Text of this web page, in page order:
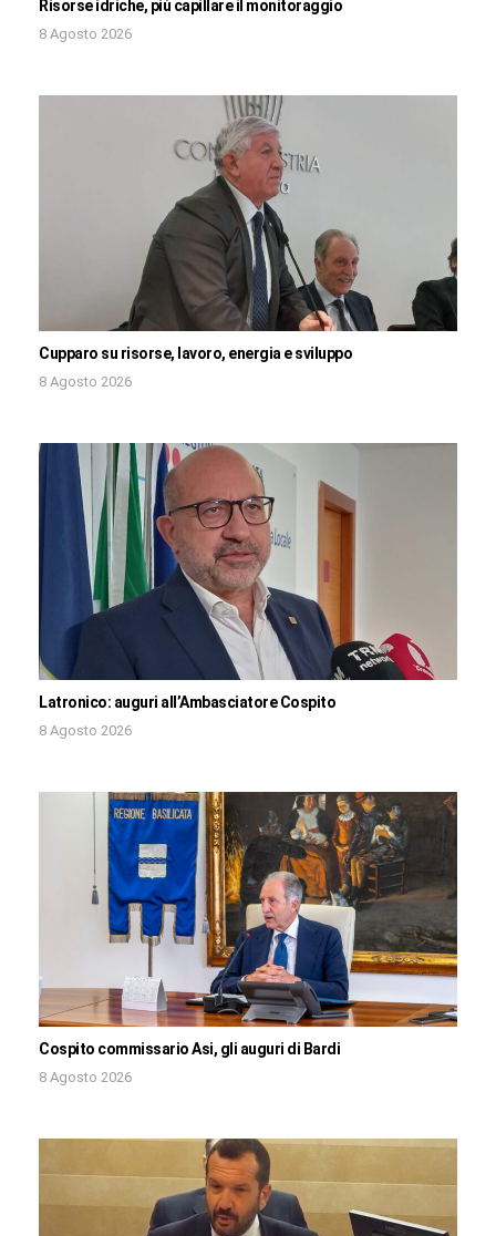
Risorse idriche, più capillare il monitoraggio
8 Agosto 2026
Cupparo su risorse, lavoro, energia e sviluppo
8 Agosto 2026
Latronico: auguri all’Ambasciatore Cospito
8 Agosto 2026
Cospito commissario Asi, gli auguri di Bardi
8 Agosto 2026